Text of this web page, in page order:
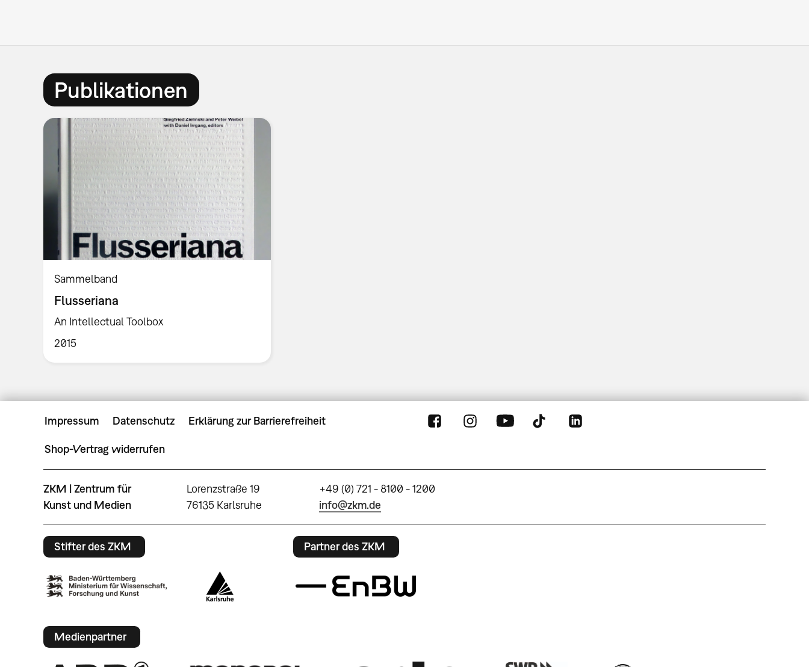
Publikationen
Sammelband
Flusseriana
An Intellectual Toolbox
2015
Impressum Datenschutz Erklärung zur Barrierefreiheit
Shop-Vertrag widerrufen
ZKM | Zentrum für
Kunst und Medien
Lorenzstraße 19
76135 Karlsruhe
+49 (0) 721 - 8100 - 1200
info@zkm.de
Stifter des ZKM Partner des ZKM
Medienpartner